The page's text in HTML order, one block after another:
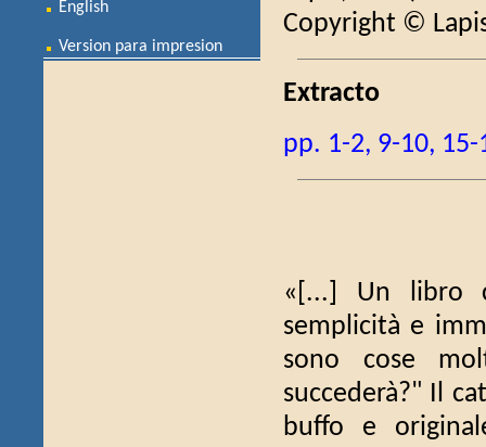
English
Version para impresion
Copyright ©
Extracto
pp. 1-2, 9-10, 15-
«[...] Un libro
semplicità e
sono cose
succederà?" Il
buffo e